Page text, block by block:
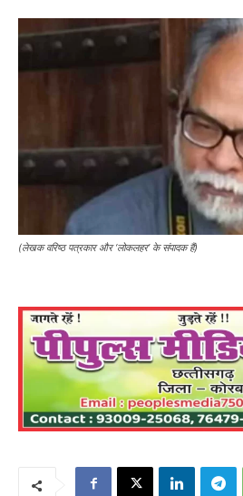
(लेखक वरिष्ठ पत्रकार और ‘लोकलहर’ के संपादक हैं)